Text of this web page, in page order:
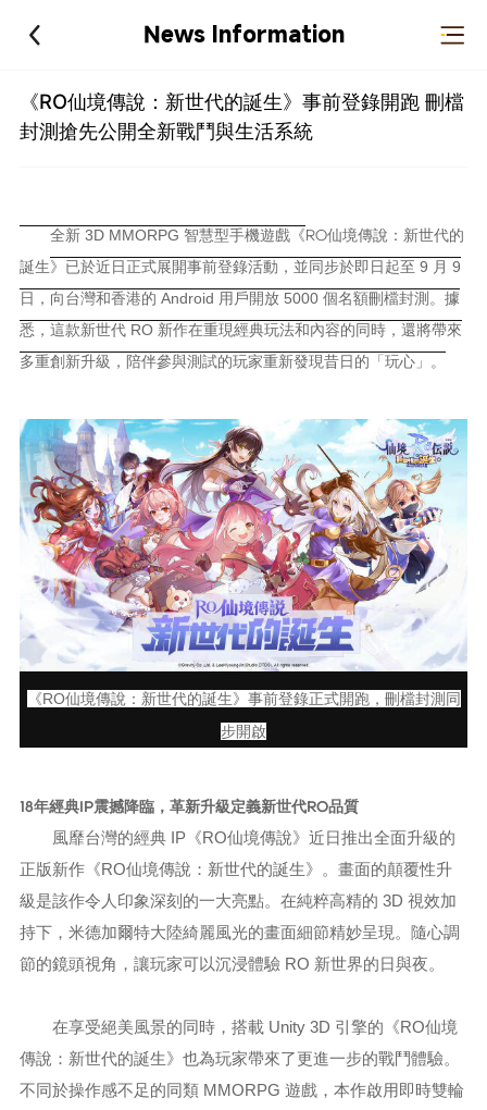
News Information
《RO仙境傳說：新世代的誕生》事前登錄開跑 刪檔
封測搶先公開全新戰鬥與生活系統
全新 3D MMORPG 智慧型手機遊戲 《RO仙境傳說：新世代的
誕生》已於近日正式展開事前登錄活動，並同步於即日起至 9 月 9
日，向台灣和香港的 Android 用戶開放 5000 個名額刪檔封測。據
悉，這款新世代 RO 新作在重現經典玩法和內容的同時，還將帶來
多重創新升級，陪伴參與測試的玩家重新發現昔日的「玩心」。
《RO仙境傳說：新世代的誕生》事前登錄正式開跑，刪檔封測同
步開啟
18年經典IP震撼降臨，革新升級定義新世代RO品質
風靡台灣的經典 IP《RO仙境傳說》近日推出全面升級的
正版新作《RO仙境傳說：新世代的誕生》。畫面的顛覆性升
級是該作令人印象深刻的一大亮點。在純粹高精的 3D 視效加
持下，米德加爾特大陸綺麗風光的畫面細節精妙呈現。隨心調
節的鏡頭視角，讓玩家可以沉浸體驗 RO 新世界的日與夜。
在享受絕美風景的同時，搭載 Unity 3D 引擎的《RO仙境
傳說：新世代的誕生》也為玩家帶來了更進一步的戰鬥體驗。
不同於操作感不足的同類 MMORPG 遊戲，本作啟用即時雙輪